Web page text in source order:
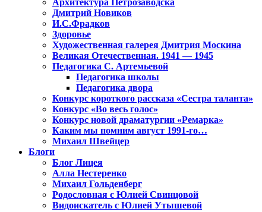
Дмитрий Новиков
И.С.Фрадков
Здоровье
Художественная галерея Дмитрия Москина
Великая Отечественная. 1941 — 1945
Педагогика С. Артемьевой
Педагогика школы
Педагогика двора
Конкурс короткого рассказа «Сестра таланта»
Конкурс «Во весь голос»
Конкурс новой драматургии «Ремарка»
Каким мы помним август 1991-го…
Михаил Швейцер
Блоги
Блог Лицея
Алла Нестеренко
Михаил Гольденберг
Родословная с Юлией Свинцовой
Видоискатель с Юлией Утышевой